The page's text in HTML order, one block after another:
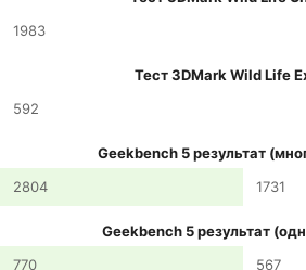
1983
Тест 3DMark Wild Life
592
Geekbench 5 результат
2804
1731
Geekbench 5 результат
770
567